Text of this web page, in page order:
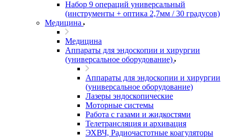
Набор 9 операций универсальный
(инструменты + оптика 2,7мм / 30 градусов)
Медицина
Медицина
Аппараты для эндоскопии и хирургии
(универсальное оборудование)
Аппараты для эндоскопии и хирургии
(универсальное оборудование)
Лазеры эндоскопические
Моторные системы
Работа с газами и жидкостями
Телетрансляция и архивация
ЭХВЧ, Радиочастотные коагуляторы